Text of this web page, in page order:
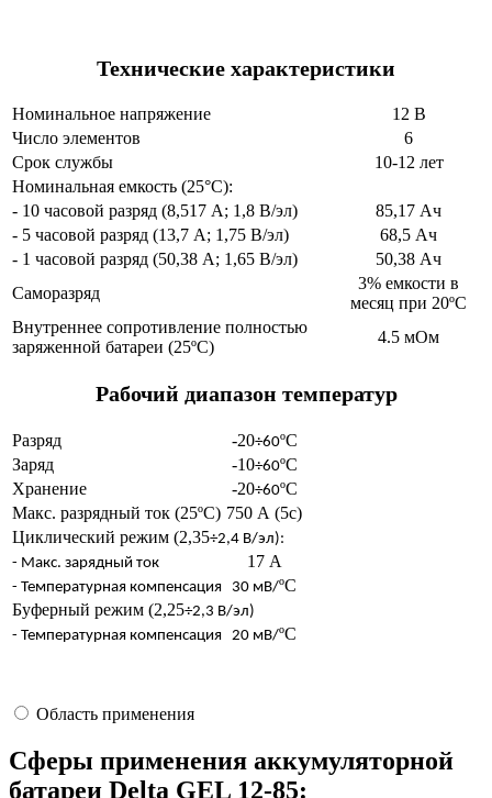
Технические характеристики
Номинальное напряжение
12 В
Число элементов
6
Срок службы
10-12 лет
Номинальная емкость (25°С):
- 10 часовой разряд (8,517 А; 1,8 В/эл)
85,17 Ач
- 5 часовой разряд (13,7 А; 1,75 В/эл)
68,5 Ач
- 1 часовой разряд (50,38 А; 1,65 В/эл)
50,38 Ач
Саморазряд
3% емкости в
месяц при 20ºС
Внутреннее сопротивление полностью
заряженной батареи (25ºС)
4.5 мОм
Рабочий диапазон температур
Разряд -20÷60ºС
Заряд
-10÷60ºС
Хранение
-20÷60ºС
Макс. разрядный ток (25ºС) 750 А (5с)
Циклический режим (2,35÷2,4 В/эл):
- Макс. зарядный ток
17 А
- Температурная компенсация 30 мВ/ºC
Буферный режим (2,25÷2,3 В/эл)
- Температурная компенсация 20 мВ/ºC
Область применения
Сферы применения аккумуляторной
батареи Delta GEL 12-85: